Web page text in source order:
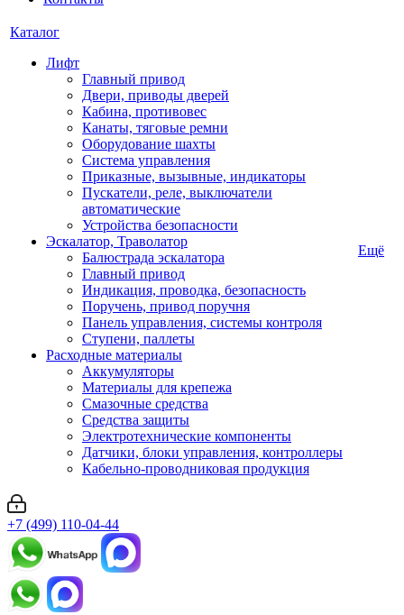
Каталог
Лифт
Главный привод
Двери, приводы дверей
Кабина, противовес
Канаты, тяговые ремни
Оборудование шахты
Система управления
Приказные, вызывные, индикаторы
Пускатели, реле, выключатели
автоматические
Устройства безопасности
Эскалатор, Траволатор
Балюстрада эскалатора
Главный привод
Индикация, проводка, безопасность
Поручень, привод поручня
Панель управления, системы контроля
Ступени, паллеты
Расходные материалы
Аккумуляторы
Материалы для крепежа
Смазочные средства
Средства защиты
Электротехнические компоненты
Датчики, блоки управления, контроллеры
Кабельно-проводниковая продукция
Ещё
+7 (499) 110-04-44